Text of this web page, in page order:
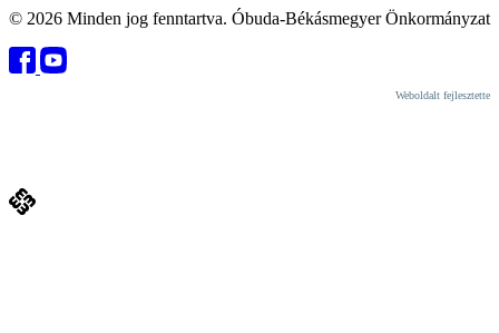
© 2026 Minden jog fenntartva. Óbuda-Békásmegyer Önkormányzat
Weboldalt fejlesztette